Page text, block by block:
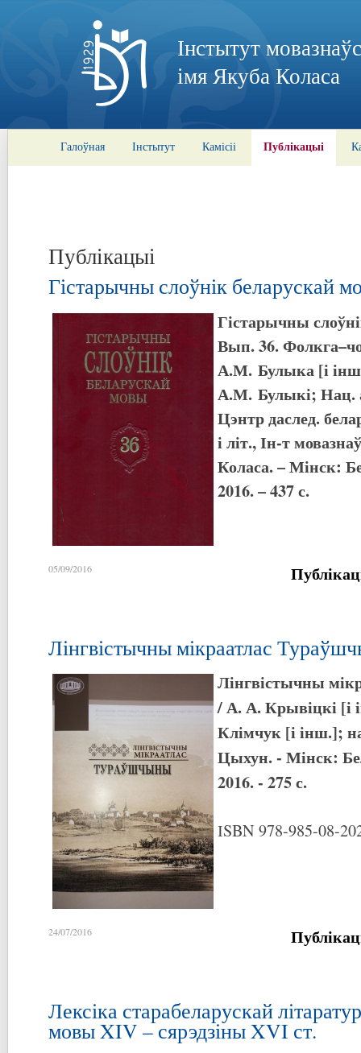
Інстытут
імя Якуба Коласа
Галоўная Інстытут Камісіі Публікацыі
Публікацыі
Гістарычны слоўнік беларускай
Гістарычны
Вып. 36.
А.М. Булыка [і
А.М. Булыкі; Нац.
Цэнтр даслед.
і літ., Ін-т
Коласа. – Мінск:
2016. – 437 с.
05/09/2016
Лінгвістычны мікраатлас
Лінгвістычны
/ А. А. Крывіцкі
Клімчук [і інш.];
Цыхун. - Мінск:
2016. - 275 с.
ІSBN 978-985-08-
24/07/2016
Лексіка старабеларускай
мовы XIV – сярэдзіны XVI ст.